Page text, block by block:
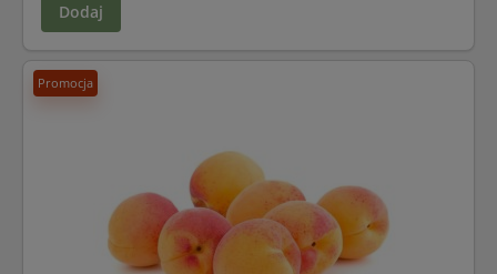
dodaj
Promocja